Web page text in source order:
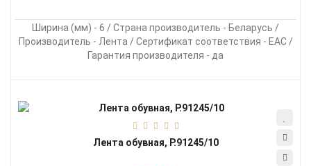
Ширина (мм) - 6 / Страна производитель - Беларусь /
Производитель - Лента / Сертификат соответствия - EAC /
Гарантия производителя - да
Лента обувная, Р.91245/10